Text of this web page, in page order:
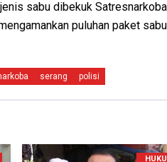
sabu dibekuk
puluhan paket
serang polisi